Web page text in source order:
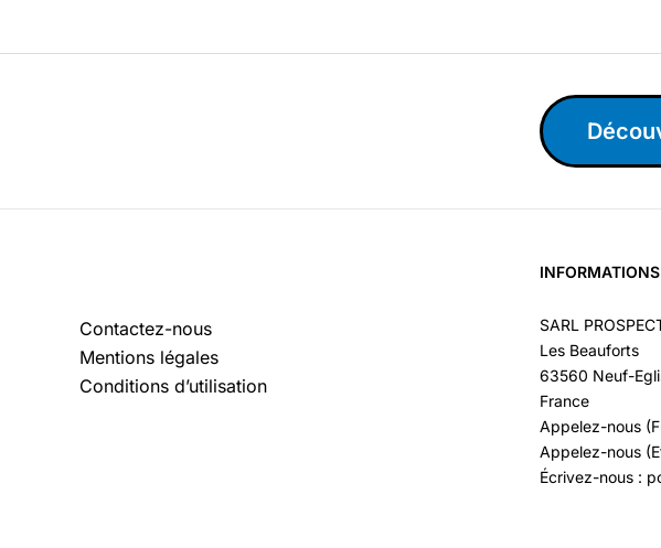
Contactez-nous
Mentions légales
Conditions d’utilisation
INFORMATIONS
SARL
Les Beauforts
63560 Neuf-
France
Appelez-nous
Appelez-nous
Écrivez-nous :